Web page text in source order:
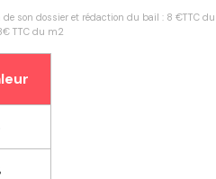
son dossier et rédaction du bail : 8 €TTC
TTC du m2